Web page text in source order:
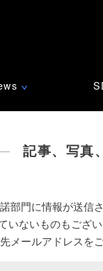
∨
記事、写真
部門に情報が送信
いないものもござ
メールアドレスを